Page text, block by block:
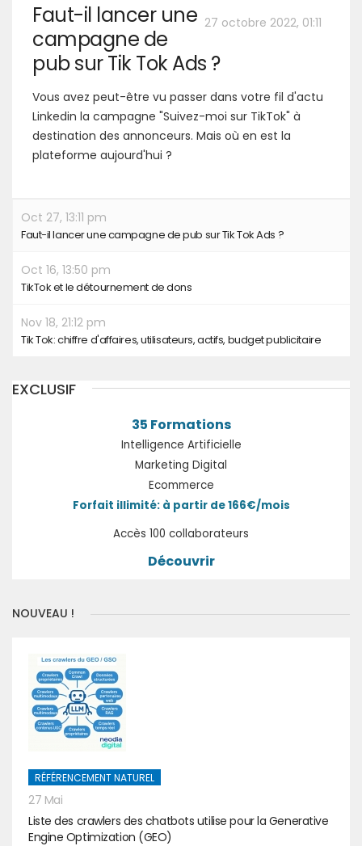
27 octobre 2022, 01:11
Faut-il lancer une
campagne de
pub sur Tik Tok Ads ?
Vous avez peut-être vu passer dans votre fil d'actu
Linkedin la campagne "Suivez-moi sur TikTok" à
destination des annonceurs. Mais où en est la
plateforme aujourd'hui ?
Oct 27, 13:11 pm
Faut-il lancer une campagne de pub sur Tik Tok Ads ?
Oct 16, 13:50 pm
TikTok et le détournement de dons
Nov 18, 21:12 pm
Tik Tok: chiffre d'affaires, utilisateurs, actifs, budget publicitaire
EXCLUSIF
35 Formations
Intelligence Artificielle
Marketing Digital
Ecommerce
Forfait illimité: à partir de 166€/mois
Accès 100 collaborateurs
Découvrir
NOUVEAU !
RÉFÉRENCEMENT NATUREL
27 Mai
Liste des crawlers des chatbots utilise pour la Generative
Engine Optimization (GEO)